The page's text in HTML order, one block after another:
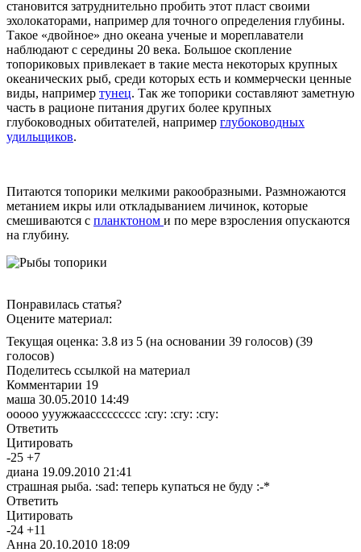
становится затруднительно пробить этот пласт своими
эхолокаторами, например для точного определения глубины.
Такое «двойное» дно океана ученые и мореплаватели
наблюдают с середины 20 века. Большое скопление
топориковых привлекает в такие места некоторых крупных
океанических рыб, среди которых есть и коммерчески ценные
виды, например тунец. Так же топорики составляют заметную
часть в рационе питания других более крупных
глубоководных обитателей, например глубоководных
удильщиков.
Питаются топорики мелкими ракообразными. Размножаются
метанием икры или откладыванием личинок, которые
смешиваются с планктоном и по мере взросления опускаются
на глубину.
Понравилась статья?
Оцените материал:
Текущая оценка: 3.8 из 5 (на основании 39 голосов) (39
голосов)
Поделитесь ссылкой на материал
Комментарии 19
маша 30.05.2010 14:49
ооооо ууужжаассссссссс :cry: :cry: :cry:
Ответить
Цитировать
-25 +7
диана 19.09.2010 21:41
страшная рыба. :sad: теперь купаться не буду :-*
Ответить
Цитировать
-24 +11
Анна 20.10.2010 18:09